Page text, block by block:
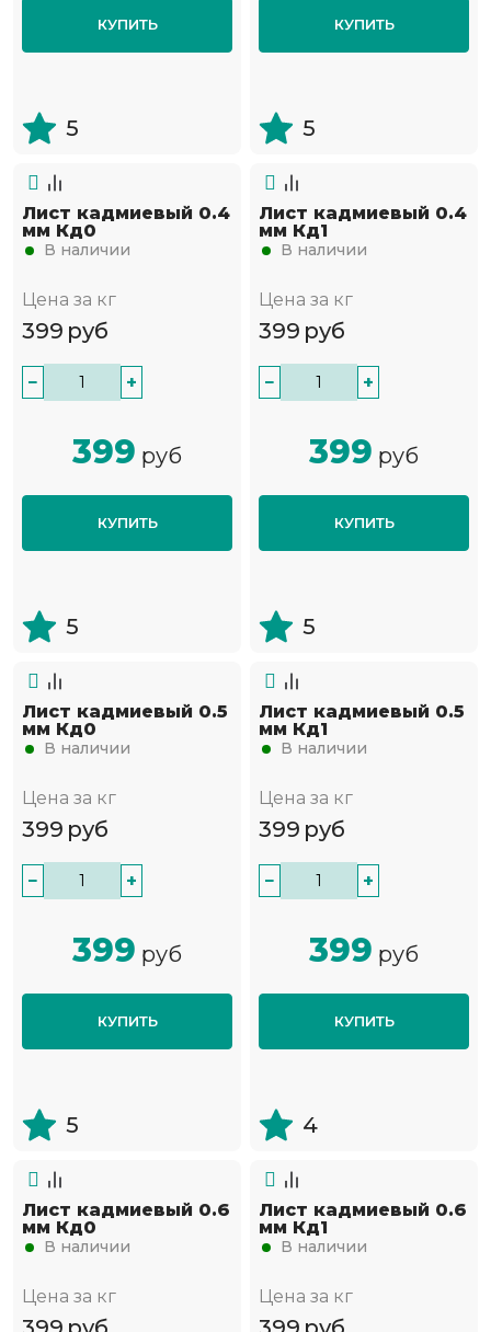
КУПИТЬ
5
КУПИТЬ
5
Лист кадмиевый 0.4
мм Кд0
В наличии
Цена за кг
399 руб
− +
399 руб
КУПИТЬ
5
Лист кадмиевый 0.4
мм Кд1
В наличии
Цена за кг
399 руб
− +
399 руб
КУПИТЬ
5
Лист кадмиевый 0.5
мм Кд0
В наличии
Цена за кг
399 руб
− +
399 руб
КУПИТЬ
5
Лист кадмиевый 0.5
мм Кд1
В наличии
Цена за кг
399 руб
− +
399 руб
КУПИТЬ
4
Лист кадмиевый 0.6
мм Кд0
В наличии
Цена за кг
Лист кадмиевый 0.6
мм Кд1
В наличии
Цена за кг